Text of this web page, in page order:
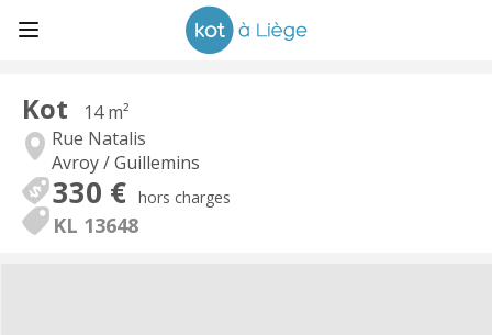
Kot
14 m²
Rue Natalis
Avroy / Guillemins
330 € hors charges
KL 13648